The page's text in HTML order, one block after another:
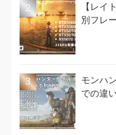
【レイ
別フレ
モンハ
での違